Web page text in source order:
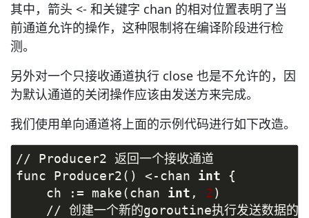
其中，箭头 <- 和关键字 chan 的相对位置表明了当
前通道允许的操作，这种限制将在编译阶段进行检
测。
另外对一个只接收通道执行 close 也是不允许的，因
为默认通道的关闭操作应该由发送方来完成。
我们使用单向通道将上面的示例代码进行如下改造。
// Producer2 返回一个接收通道
func Producer2() <-chan int {
ch := make(chan int , 2)
// 创建一个新的goroutine执行发送数据的